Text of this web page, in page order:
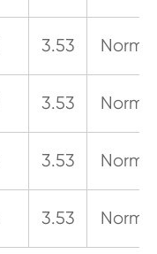
3.53
3.53
3.53
3.53